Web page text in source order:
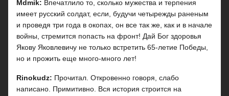
Mdmik: Впечатлило то, сколько мужества и терпения
имеет русский солдат, если, будучи четырежды раненым
и проведя три года в окопах, он все так же, как и в начале
войны, стремится попасть на фронт! Дай Бог здоровья
Якову Яковлевичу не только встретить 65-летие Победы,
но и прожить еще много-много лет!
Rinokudz: Прочитал. Откровенно говоря, слабо
написано. Примитивно. Вся история строится на